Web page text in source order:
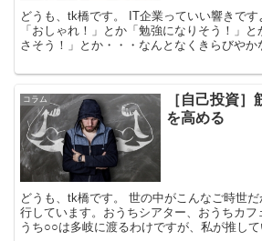
どうも、tk橋です。 IT企業っていい響きです
「おしゃれ！」とか「勉強になりそう！」
さそう！」とか・・・なんとなくきらびや
コラム
［自己投資
を高める
どうも、tk橋です。 世の中がこんなご時世
行しています。おうちシアター、おうちカ
うち○○は多岐に渡るわけですが、私が推して